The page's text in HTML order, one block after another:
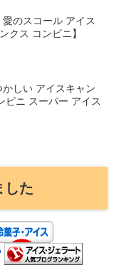
愛のスコール アイス
クス コンビニ】
かしい アイスキャン
ビニ スーパー アイス
した